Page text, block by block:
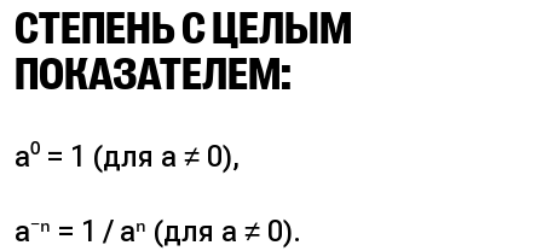
СТЕПЕНЬ С ЦЕЛЫМ
ПОКАЗАТЕЛЕМ:
a⁰ = 1 (для a ≠ 0),
a⁻ⁿ = 1 / aⁿ (для a ≠ 0).